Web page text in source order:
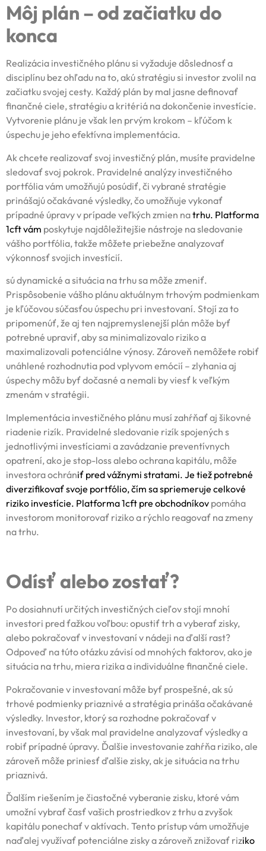
Môj plán – od začiatku do
konca
Realizácia investičného plánu si vyžaduje dôslednosť a
disciplínu bez ohľadu na to, akú stratégiu si investor zvolil na
začiatku svojej cesty. Každý plán by mal jasne definovať
finančné ciele, stratégiu a kritériá na dokončenie investície.
Vytvorenie plánu je však len prvým krokom – kľúčom k
úspechu je jeho efektívna implementácia.
Ak chcete realizovať svoj investičný plán, musíte pravidelne
sledovať svoj pokrok. Pravidelné analýzy investičného
portfólia vám umožňujú posúdiť, či vybrané stratégie
prinášajú očakávané výsledky, čo umožňuje vykonať
prípadné úpravy v prípade veľkých zmien natrhu. Platforma
1cftvám poskytuje najdôležitejšie nástroje na sledovanie
vášho portfólia, takže môžete priebežne analyzovať
výkonnosť svojich investícií.
sú dynamické a situácia na trhu sa môže zmeniť.
Prispôsobenie vášho plánu aktuálnym trhovým podmienkam
je kľúčovou súčasťou úspechu pri investovaní. Stojí za to
pripomenúť, že aj ten najpremyslenejší plán môže byť
potrebné upraviť, aby sa minimalizovalo riziko a
maximalizovali potenciálne výnosy. Zároveň nemôžete robiť
unáhlené rozhodnutia pod vplyvom emócií – zlyhania aj
úspechy môžu byť dočasné a nemali by viesť k veľkým
zmenám v stratégii.
Implementácia investičného plánu musí zahŕňať aj šikovné
riadenie rizík. Pravidelné sledovanie rizík spojených s
jednotlivými investíciami a zavádzanie preventívnych
opatrení, ako je stop-loss alebo ochrana kapitálu, môže
investora ochrániť pred vážnymi stratami. Je tiež potrebné
diverzifikovať svoje portfólio, čím sa spriemeruje celkové
riziko investície. Platforma 1cft pre obchodníkov pomáha
investorom monitorovať riziko a rýchlo reagovať na zmeny
na trhu.
Odísť alebo zostať?
Po dosiahnutí určitých investičných cieľov stojí mnohí
investori pred ťažkou voľbou: opustiť trh a vyberať zisky,
alebo pokračovať v investovaní v nádeji na ďalší rast?
Odpoveď na túto otázku závisí od mnohých faktorov, ako je
situácia na trhu, miera rizika a individuálne finančné ciele.
Pokračovanie v investovaní môže byť prospešné, ak sú
trhové podmienky priaznivé a stratégia prináša očakávané
výsledky. Investor, ktorý sa rozhodne pokračovať v
investovaní, by však mal pravidelne analyzovať výsledky a
robiť prípadné úpravy. Ďalšie investovanie zahŕňa riziko, ale
zároveň môže priniesť ďalšie zisky, ak je situácia na trhu
priaznivá.
Ďalším riešením je čiastočné vyberanie zisku, ktoré vám
umožní vybrať časť vašich prostriedkov z trhu a zvyšok
kapitálu ponechať v aktívach. Tento prístup vám umožňuje
naďalej využívať potenciálne zisky a zároveň znižovať riziko